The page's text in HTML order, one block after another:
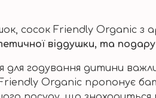
сосок Friendly Organic з
віддушки, та
годування дитини
Organic пропонує